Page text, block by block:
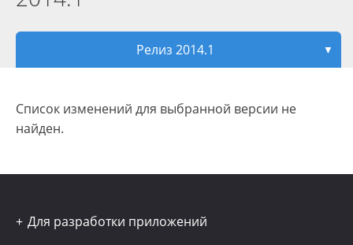
Релиз 2014.1 ▼
Список изменений для выбранной версии не
найден.
Для разработки приложений